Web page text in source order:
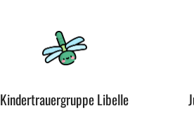
Kindertrauergruppe Libelle